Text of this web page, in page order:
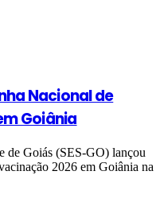
Nacional de
Goiânia
de Goiás (SES-GO) lançou
2026 em Goiânia na